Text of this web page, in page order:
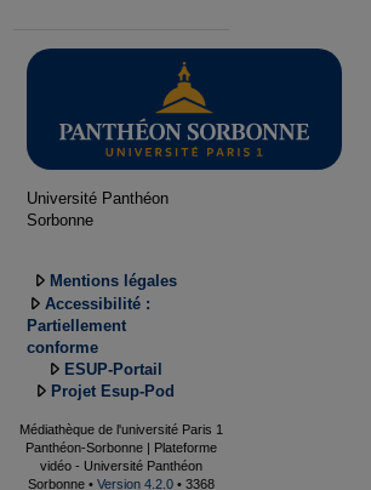
Université Panthéon
Sorbonne
Mentions légales
Accessibilité :
Partiellement
conforme
ESUP-Portail
Projet Esup-Pod
Médiathèque de l'université Paris 1
Panthéon-Sorbonne | Plateforme
vidéo - Université Panthéon
Sorbonne • Version 4.2.0 • 3368